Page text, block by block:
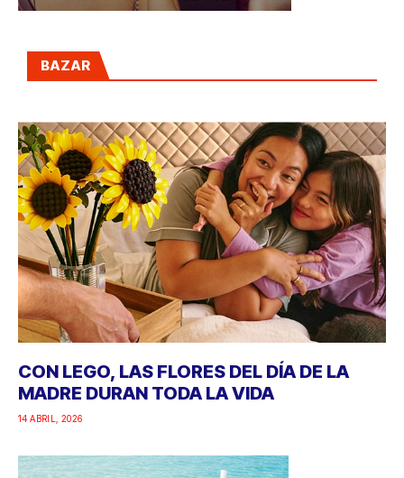
BAZAR
CON LEGO, LAS FLORES DEL DÍA DE LA
MADRE DURAN TODA LA VIDA
14 ABRIL, 2026